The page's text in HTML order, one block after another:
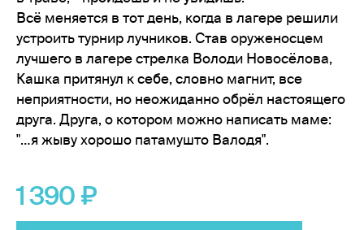
Всё меняется в тот день, когда в лагере решили
устроить турнир лучников. Став оруженосцем
лучшего в лагере стрелка Володи Новосёлова,
Кашка притянул к себе, словно магнит, все
неприятности, но неожиданно обрёл настоящего
друга. Друга, о котором можно написать маме:
"…я жыву хорошо патамушто Валодя".
1 390